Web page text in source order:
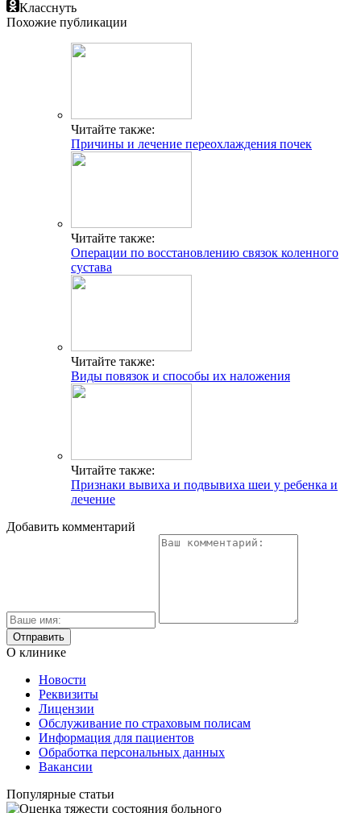
Класснуть
Похожие публикации
Читайте также:
Причины и лечение переохлаждения почек
Читайте также:
Операции по восстановлению связок коленного
сустава
Читайте также:
Виды повязок и способы их наложения
Читайте также:
Признаки вывиха и подвывиха шеи у ребенка и
лечение
Добавить комментарий
О клинике
Новости
Реквизиты
Лицензии
Обслуживание по страховым полисам
Информация для пациентов
Обработка персональных данных
Вакансии
Популярные статьи